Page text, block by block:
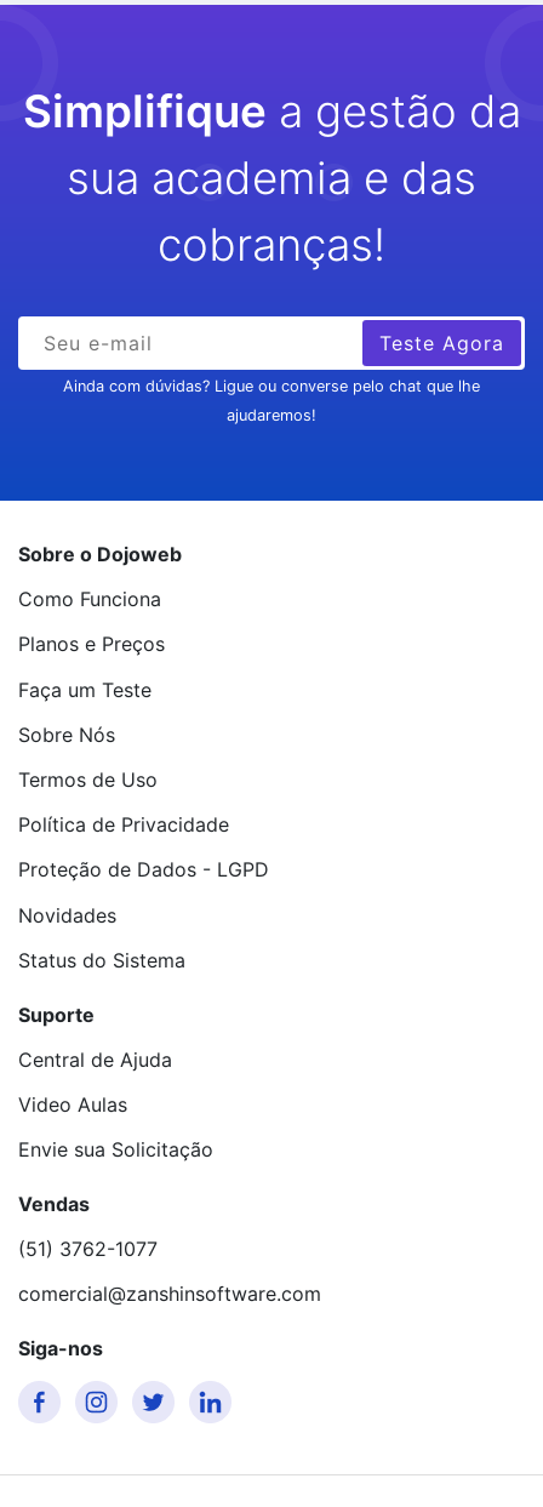
Simplifique a gestão da
sua academia e das
cobranças!
Teste Agora
Ainda com dúvidas? Ligue ou converse pelo chat que lhe
ajudaremos!
Sobre o Dojoweb
Como Funciona
Planos e Preços
Faça um Teste
Sobre Nós
Termos de Uso
Política de Privacidade
Proteção de Dados - LGPD
Novidades
Status do Sistema
Suporte
Central de Ajuda
Video Aulas
Envie sua Solicitação
Vendas
(51) 3762-1077
comercial@zanshinsoftware.com
Siga-nos